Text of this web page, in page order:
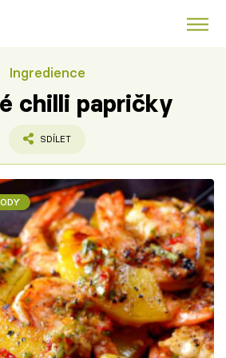
k večeři
Ingredience
chilli papričky
SDÍLET